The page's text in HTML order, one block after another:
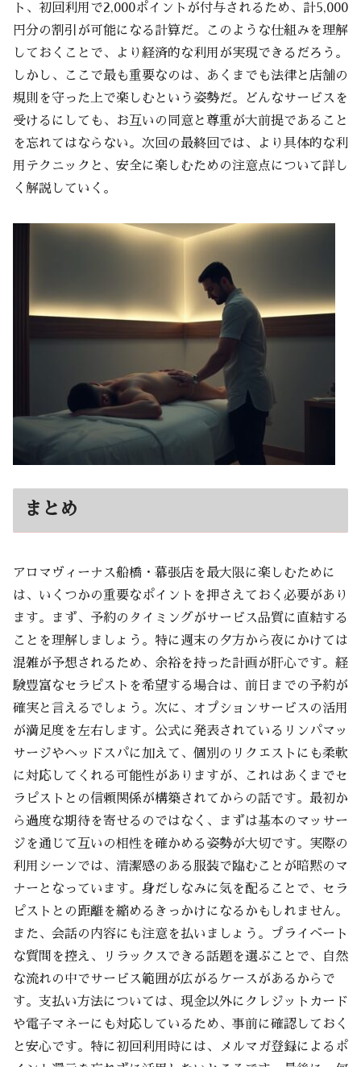
ト、初回利用で2,000ポイントが付与されるため、計5,000
円分の割引が可能になる計算だ。このような仕組みを理解
しておくことで、より経済的な利用が実現できるだろう。
しかし、ここで最も重要なのは、あくまでも法律と店舗の
規則を守った上で楽しむという姿勢だ。どんなサービスを
受けるにしても、お互いの同意と尊重が大前提であること
を忘れてはならない。次回の最終回では、より具体的な利
用テクニックと、安全に楽しむための注意点について詳し
く解説していく。
まとめ
アロマヴィーナス船橋・幕張店を最大限に楽しむために
は、いくつかの重要なポイントを押さえておく必要があり
ます。まず、予約のタイミングがサービス品質に直結する
ことを理解しましょう。特に週末の夕方から夜にかけては
混雑が予想されるため、余裕を持った計画が肝心です。経
験豊富なセラピストを希望する場合は、前日までの予約が
確実と言えるでしょう。次に、オプションサービスの活用
が満足度を左右します。公式に発表されているリンパマッ
サージやヘッドスパに加えて、個別のリクエストにも柔軟
に対応してくれる可能性がありますが、これはあくまでセ
ラピストとの信頼関係が構築されてからの話です。最初か
ら過度な期待を寄せるのではなく、まずは基本のマッサー
ジを通じて互いの相性を確かめる姿勢が大切です。実際の
利用シーンでは、清潔感のある服装で臨むことが暗黙のマ
ナーとなっています。身だしなみに気を配ることで、セラ
ピストとの距離を縮めるきっかけになるかもしれません。
また、会話の内容にも注意を払いましょう。プライベート
な質問を控え、リラックスできる話題を選ぶことで、自然
な流れの中でサービス範囲が広がるケースがあるからで
す。支払い方法については、現金以外にクレジットカード
や電子マネーにも対応しているため、事前に確認しておく
と安心です。特に初回利用時には、メルマガ登録によるポ